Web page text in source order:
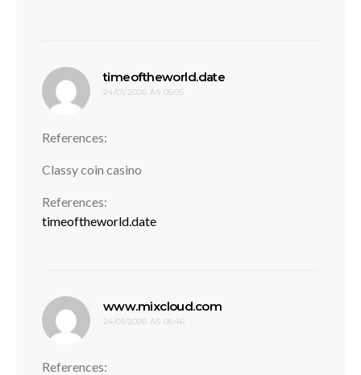
timeoftheworld.date
24/01/2026 ÀS 05:05
References:
Classy coin casino
References:
timeoftheworld.date
www.mixcloud.com
24/01/2026 ÀS 05:46
References: